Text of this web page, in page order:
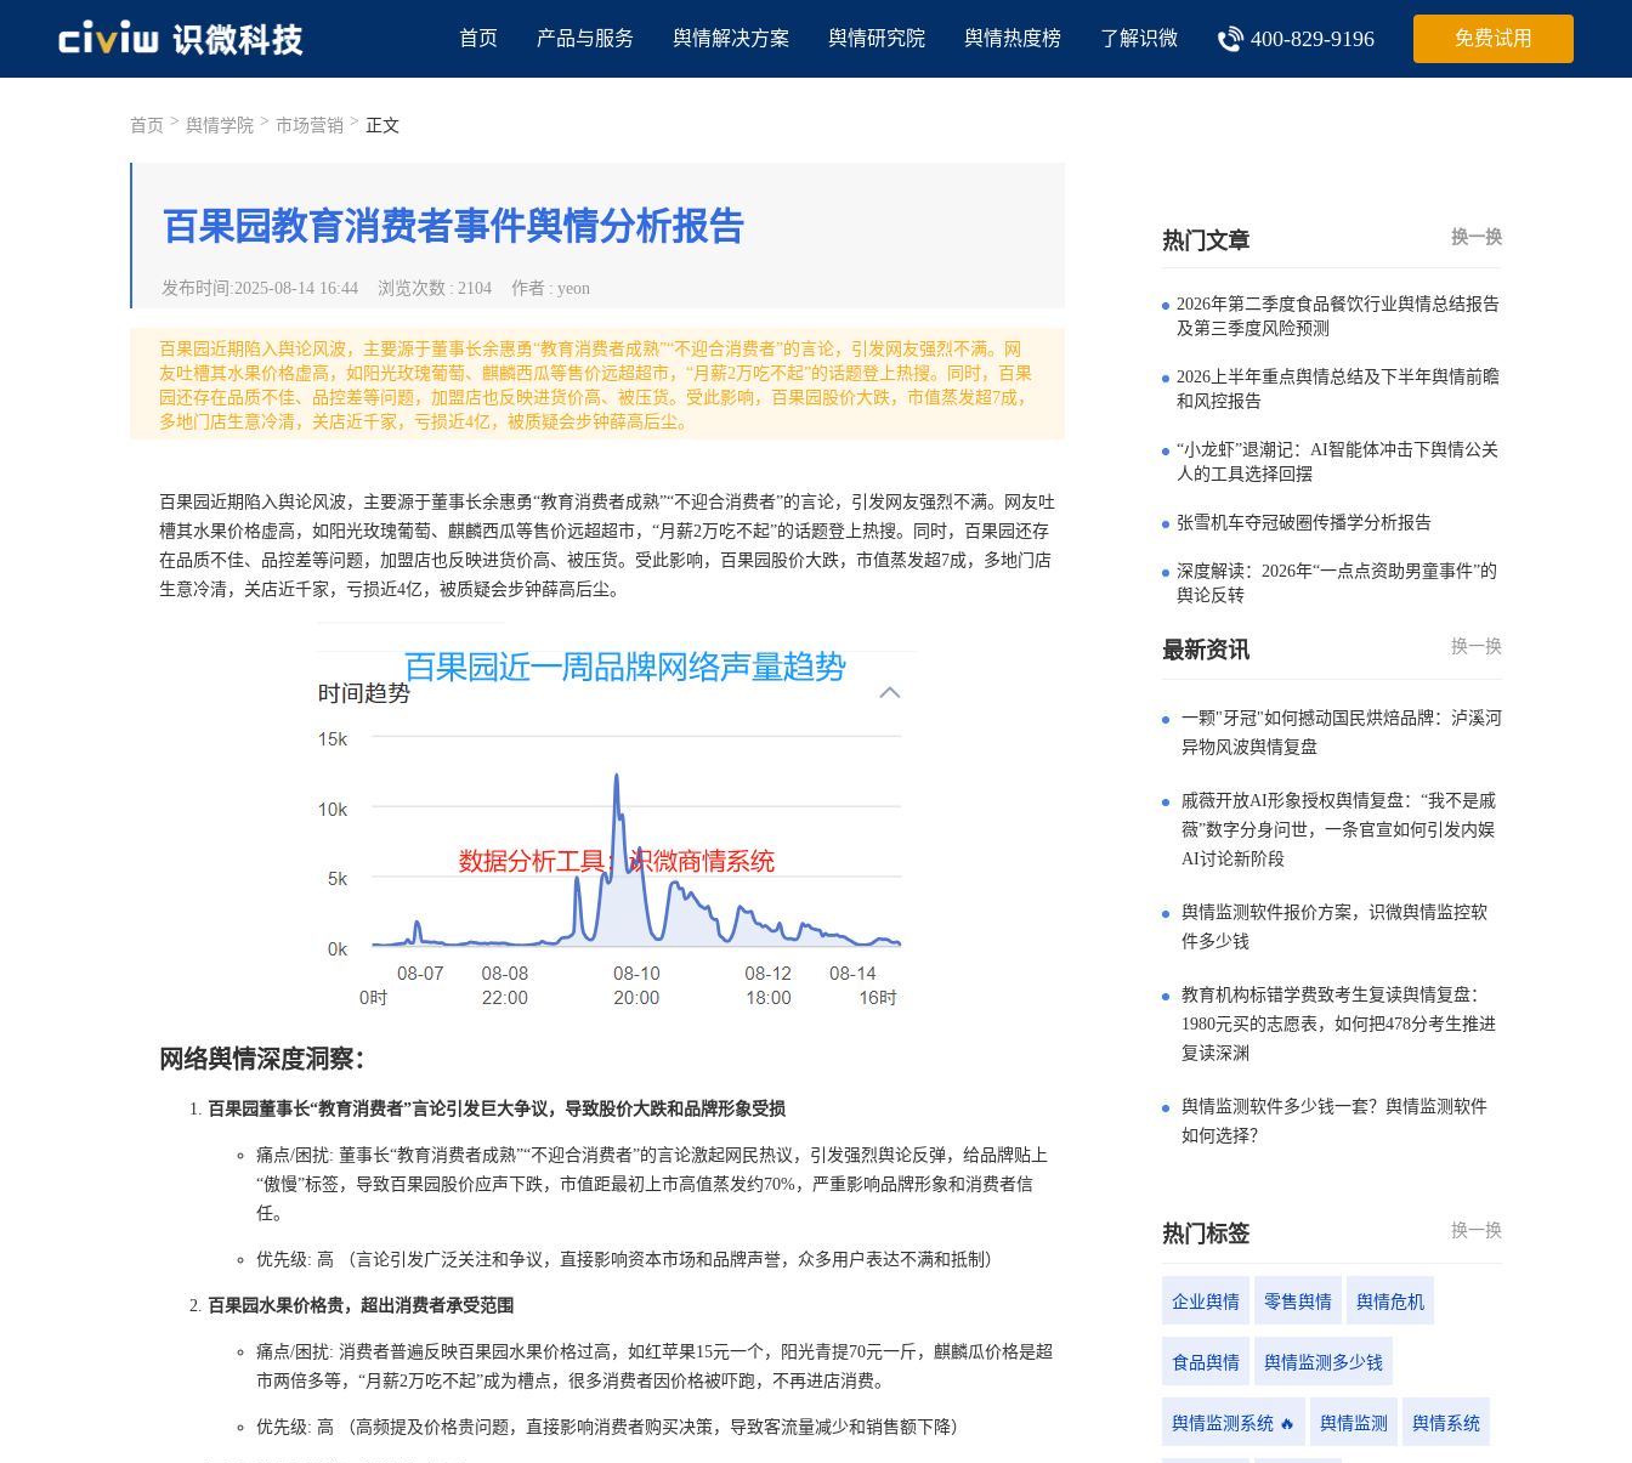
首页 产品与服务 舆情解决方案 舆情研究院 舆情热度榜 了解识微 400-829-9196 免费试用
首页 > 舆情学院 > 市场营销 > 正文
百果园教育消费者事件舆情分析报告
发布时间 :2025-08-14 16:44 浏览次数 : 2104 作者 : yeon
百果园近期陷入舆论风波，主要源于董事长余惠勇“教育消费者成熟”“不迎合消费者”的言论，引发网友强烈不满。网
友吐槽其水果价格虚高，如阳光玫瑰葡萄、麒麟西瓜等售价远超超市，“月薪2万吃不起”的话题登上热搜。同时，百果
园还存在品质不佳、品控差等问题，加盟店也反映进货价高、被压货。受此影响，百果园股价大跌，市值蒸发超7成，
多地门店生意冷清，关店近千家，亏损近4亿，被质疑会步钟薛高后尘。
百果园近期陷入舆论风波，主要源于董事长余惠勇“教育消费者成熟”“不迎合消费者”的言论，引发网友强烈不满。网友吐
槽其水果价格虚高，如阳光玫瑰葡萄、麒麟西瓜等售价远超超市，“月薪2万吃不起”的话题登上热搜。同时，百果园还存
在品质不佳、品控差等问题，加盟店也反映进货价高、被压货。受此影响，百果园股价大跌，市值蒸发超7成，多地门店
生意冷清，关店近千家，亏损近4亿，被质疑会步钟薛高后尘。
网络舆情深度洞察：
百果园董事长“教育消费者”言论引发巨大争议，导致股价大跌和品牌形象受损
痛点/困扰: 董事长“教育消费者成熟”“不迎合消费者”的言论激起网民热议，引发强烈舆论反弹，给品牌贴上
“傲慢”标签，导致百果园股价应声下跌，市值距最初上市高值蒸发约70%，严重影响品牌形象和消费者信
任。
优先级: 高 （言论引发广泛关注和争议，直接影响资本市场和品牌声誉，众多用户表达不满和抵制）
百果园水果价格贵，超出消费者承受范围
痛点/困扰: 消费者普遍反映百果园水果价格过高，如红苹果15元一个，阳光青提70元一斤，麒麟瓜价格是超
市两倍多等，“月薪2万吃不起”成为槽点，很多消费者因价格被吓跑，不再进店消费。
优先级: 高 （高频提及价格贵问题，直接影响消费者购买决策，导致客流量减少和销售额下降）
热门文章 换一换
2026年第二季度食品餐饮行业舆情总结报告
及第三季度风险预测
2026上半年重点舆情总结及下半年舆情前瞻
和风控报告
“小龙虾”退潮记：AI智能体冲击下舆情公关
人的工具选择回摆
张雪机车夺冠破圈传播学分析报告
深度解读：2026年“一点点资助男童事件”的
舆论反转
最新资讯 换一换
一颗"牙冠"如何撼动国民烘焙品牌：泸溪河
异物风波舆情复盘
戚薇开放AI形象授权舆情复盘：“我不是戚
薇”数字分身问世，一条官宣如何引发内娱
AI讨论新阶段
舆情监测软件报价方案，识微舆情监控软
件多少钱
教育机构标错学费致考生复读舆情复盘：
1980元买的志愿表，如何把478分考生推进
复读深渊
舆情监测软件多少钱一套？舆情监测软件
如何选择？
热门标签 换一换
企业舆情 零售舆情 舆情危机
食品舆情 舆情监测多少钱
舆情监测系统 🔥 舆情监测 舆情系统